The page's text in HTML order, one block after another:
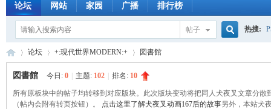
论坛 网站 家园 广播 排行榜
帖子
索
热搜:
»
论坛
›
+:現代世界MODERN:+
›
図書館
図書館 今日: 0 主题: 102 排名: 10
所有原板块中的帖子均转移到对应版块。此次版块变动将把同人犬夜叉文章分
（帖内会附有转页按钮）。 点击这里了解犬夜叉动画167后的故事另外，本站犬